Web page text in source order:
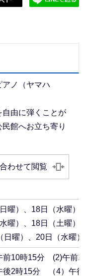
ノ（ヤマハ
由に弾くことが
館へお立ち寄り
わせて閲覧
曜）、18日（水曜）
曜）、18日（土曜）
日曜）、20日（水曜）
前10時15分 (2)午前
後2時15分 （4）午後